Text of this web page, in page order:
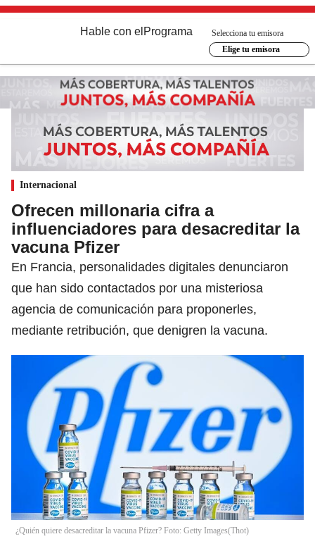
Hable con el Programa
Selecciona tu emisora
Elige tu emisora
Internacional
Ofrecen millonaria cifra a
influenciadores para desacreditar la
vacuna Pfizer
En Francia, personalidades digitales denunciaron
que han sido contactados por una misteriosa
agencia de comunicación para proponerles,
mediante retribución, que denigren la vacuna.
¿Quién quiere desacreditar la vacuna Pfizer? Foto: Getty Images(Thot)